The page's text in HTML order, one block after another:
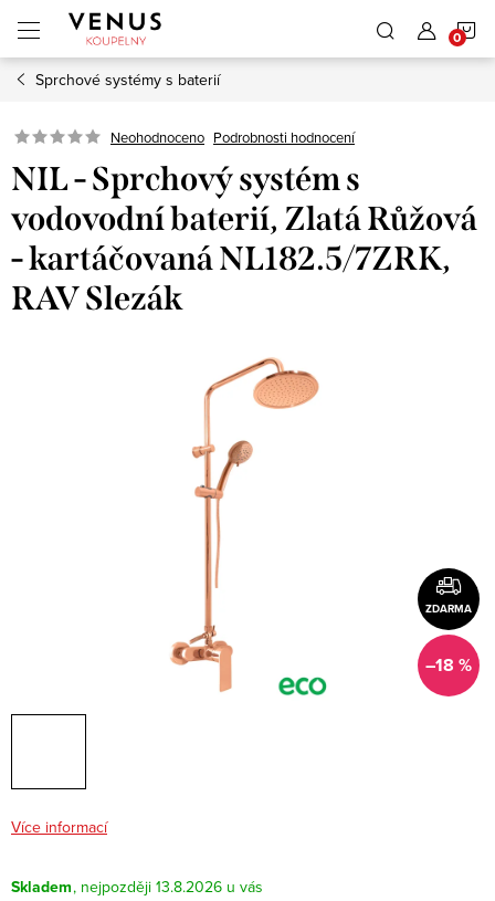
obsah
Sprchové systémy s baterií
Neohodnoceno Podrobnosti hodnocení
NIL - Sprchový systém s
vodovodní baterií, Zlatá Růžová
- kartáčovaná NL182.5/7ZRK,
RAV Slezák
ZDARMA
–18 %
Více informací
Skladem
13.8.2026